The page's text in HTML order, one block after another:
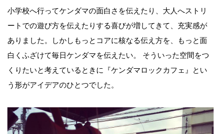
小学校へ行ってケンダマの面白さを伝えたり、大人へストリ
ートでの遊び方を伝えたりする喜びが増してきて、充実感が
ありました。しかしもっとコアに核なる伝え方を、もっと面
白くふざけて毎日ケンダマを伝えたい。 そういった空間をつ
くりたいと考えているときに『ケンダマロックカフェ』とい
う形がアイデアのひとつでした。